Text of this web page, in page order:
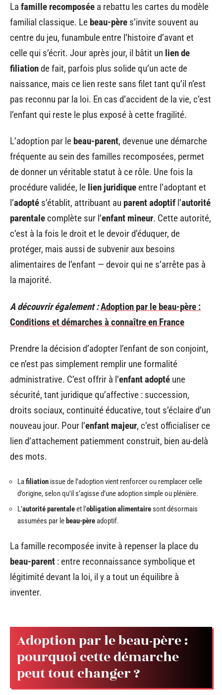
La famille recomposée a rebattu les cartes du modèle
familial classique. Le beau-père s’invite souvent au
centre du jeu, funambule entre l’histoire d’avant et
celle qui s’écrit. Jour après jour, il bâtit un lien de
filiationde fait, parfois plus solide qu’un acte de
naissance, mais ce lien reste sans filet tant qu’il n’est
pas reconnu par la loi. En cas d’accident de la vie, c’est
l’enfant qui reste le plus exposé à cette fragilité.
L’adoption par le beau-parent, devenue une démarche
fréquente au sein des familles recomposées, permet
de donner un véritable statut à ce rôle. Une fois la
procédure validée, le lien juridique entre l’adoptant et
l’adopté s’établit, attribuant au parent adoptif l’autorité
parentale complète sur l’enfant mineur. Cette autorité,
c’est à la fois le droit et le devoir d’éduquer, de
protéger, mais aussi de subvenir aux besoins
alimentaires de l’enfant — devoir qui ne s’arrête pas à
la majorité.
A découvrir également :Adoption par le beau-père :
Conditions et démarches à connaître en France
Prendre la décision d’adopter l’enfant de son conjoint,
ce n’est pas simplement remplir une formalité
administrative. C’est offrir à l’enfant adopté une
sécurité, tant juridique qu’affective : succession,
droits sociaux, continuité éducative, tout s’éclaire d’un
nouveau jour. Pour l’enfant majeur, c’est officialiser ce
lien d’attachement patiemment construit, bien au-delà
des mots.
Lafiliation issue de l’adoption vient renforcer ou remplacer celle
d’origine, selon qu’il s’agisse d’une adoption simple ou plénière.
L’autorité parentaleet l’obligation alimentairesont désormais
assumées par le beau-pèreadoptif.
La famille recomposée invite à repenser la place du
beau-parent : entre reconnaissance symbolique et
légitimité devant la loi, il y a tout un équilibre à
inventer.
Adoption par le beau-père :
pourquoi cette démarche
peut tout changer ?